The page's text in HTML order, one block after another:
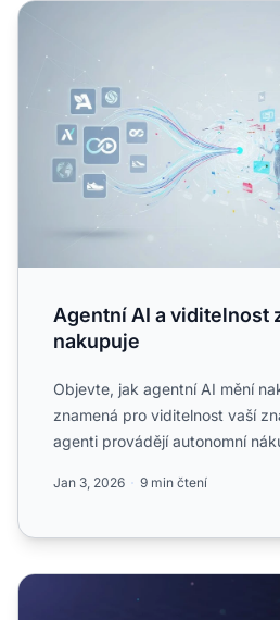
Agentní AI a viditelnost značky:
Agentní AI a viditelnost
nakupuje
Objevte, jak agentní AI mění
znamená pro viditelnost vaší
agenti provádějí autonomní
Jan 3, 2026 9 min čtení
Jak agenti s umělou inteligencí